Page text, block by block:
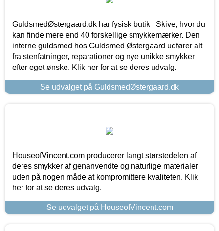
GuldsmedØstergaard.dk har fysisk butik i Skive, hvor du
kan finde mere end 40 forskellige smykkemærker. Den
interne guldsmed hos Guldsmed Østergaard udfører alt
fra stenfatninger, reparationer og nye unikke smykker
efter eget ønske. Klik her for at se deres udvalg.
Se udvalget på GuldsmedØstergaard.dk
HouseofVincent.com producerer langt størstedelen af
deres smykker af genanvendte og naturlige materialer
uden på nogen måde at kompromittere kvaliteten. Klik
her for at se deres udvalg.
Se udvalget på HouseofVincent.com